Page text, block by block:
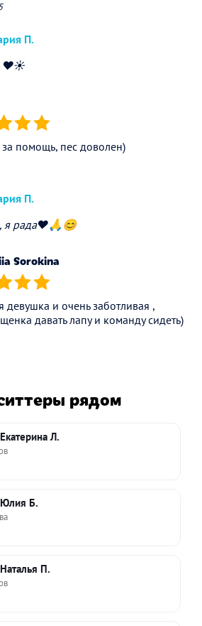
П.
❤️☀️
(*) (*)
помощь, пес доволен)
П.
я рада❤️🙏😊
Sorokina
(*) (*)
девушка и очень заботливая ,
давать лапу и команду сидеть)
рядом
Л.
Юлия Б.
П.